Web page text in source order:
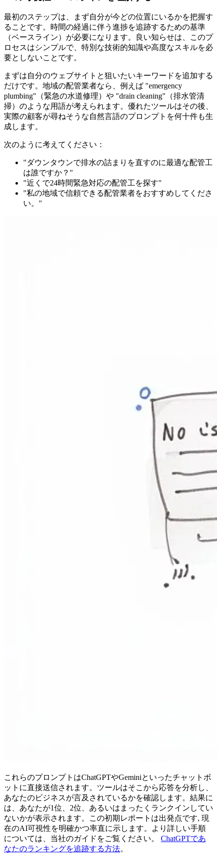
最初のステップは、まず自分が今どの位置にいるかを把握す
ることです。時間の経過に伴う進捗を追跡するための基準
（ベースライン）が必要になります。良い知らせは、このプ
ロセスはシンプルで、特別な技術的知識や高度なスキルを必
要としないことです。
まずは自分のウェブサイトと狙いたいキーワードを追加する
だけです。地域の配管業者なら、例えば "emergency
plumbing"（緊急の水道修理）や "drain cleaning"（排水管清
掃）のような用語が考えられます。優れたツールはその後、
実際の顧客が尋ねそうな自然言語のプロンプトを何十件も生
成します。
次のように考えてください：
"ダウンタウンで排水の詰まりを直すのに最適な配管工
は誰ですか？"
"近くで24時間緊急対応の配管工を探す"
"私の地域で信頼できる配管業者をおすすめしてくださ
い。"
これらのプロンプトはChatGPTやGeminiといったチャットボ
ットに直接送信されます。ツールはそこから応答を分析し、
あなたのビジネスが言及されているかを確認します。結果に
は、あなたが1位、2位、あるいはまったくランクインしてい
ないかが表示されます。この初期レポートは出発点です, 現
在のAI可視性を明確かつ率直に示します。より詳しい手順
については、当社のガイドをご覧ください。 ChatGPTであ
なたのランキングを追跡する方法。